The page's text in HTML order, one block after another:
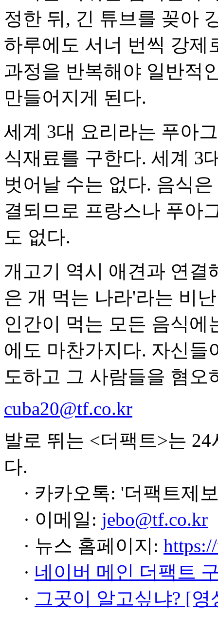
정한 뒤, 긴 튜브를 꽂아
하루에도 서너 번씩 강제
과정을 반복해야 일반적
만들어지게 된다.
세계 3대 요리라는 푸아
식재료를 구한다. 세계 3
벗어날 수는 없다. 음식
결되므로 프랑스나 푸아
도 없다.
개고기 역시 애견과 연결
은 개 먹는 나라'라는 비
인간이 먹는 모든 음식에
에도 마찬가지다. 자신들
도하고 그 사람들을 혐오
cuba20@tf.co.kr
발로 뛰는 <더팩트>는
다.
· 카카오톡: '더팩트제
· 이메일: jebo@tf.co.kr
· 뉴스 홈페이지:
· 네이버 메인 더팩트
· 그곳이 알고싶냐? [